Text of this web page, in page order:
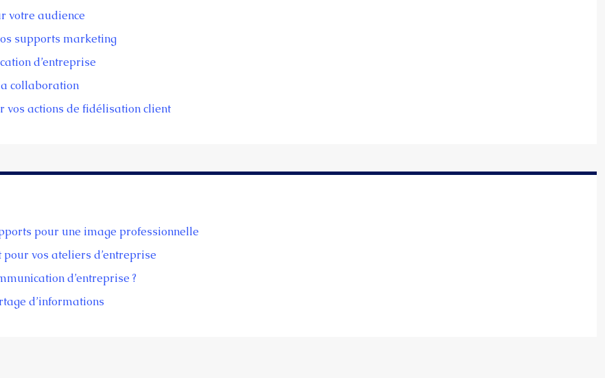
votre audience
supports marketing
d’entreprise
collaboration
vos actions de fidélisation client
pour une image professionnelle
vos ateliers d’entreprise
d’entreprise ?
d’informations